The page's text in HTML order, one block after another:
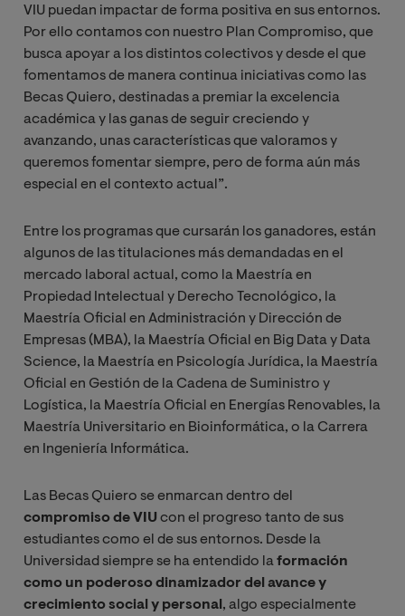
VIU puedan impactar de forma positiva en sus entornos.
Por ello contamos con nuestro Plan Compromiso, que
busca apoyar a los distintos colectivos y desde el que
fomentamos de manera continua iniciativas como las
Becas Quiero, destinadas a premiar la excelencia
académica y las ganas de seguir creciendo y
avanzando, unas características que valoramos y
queremos fomentar siempre, pero de forma aún más
especial en el contexto actual”.
Entre los programas que cursarán los ganadores, están
algunos de las titulaciones más demandadas en el
mercado laboral actual, como la Maestría en
Propiedad Intelectual y Derecho Tecnológico, la
Maestría Oficial en Administración y Dirección de
Empresas (MBA), la Maestría Oficial en Big Data y Data
Science, la Maestría en Psicología Jurídica, la Maestría
Oficial en Gestión de la Cadena de Suministro y
Logística, la Maestría Oficial en Energías Renovables, la
Maestría Universitario en Bioinformática, o la Carrera
en Ingeniería Informática.
Las Becas Quiero se enmarcan dentro del
compromiso de VIU con el progreso tanto de sus
estudiantes como el de sus entornos. Desde la
Universidad siempre se ha entendido laformación
como un poderoso dinamizador del avance y
crecimiento social y personal , algo especialmente